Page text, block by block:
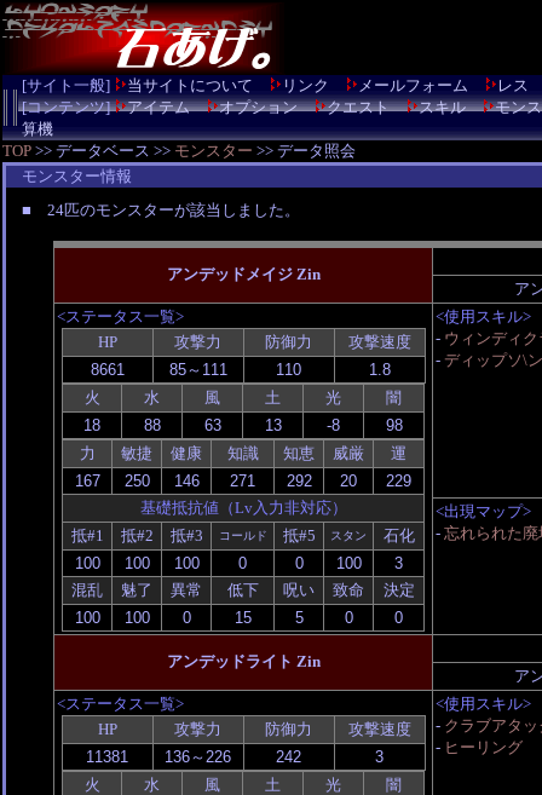
[サイト一般] 当サイトについて リンク メールフォーム
レス
[コンテンツ]
アイテム オプション クエスト スキル
モン
算機
TOP >> データベース >> モンスター >> データ照会
モンスター情報
■ 24匹のモンスターが該当しました。
アンデッドメイジ Zin
ア
<ステータス一覧>
HP
攻撃力 防御力 攻撃速度
火 水 風 土 光 闇
力 敏捷 健康 知識 知恵 威厳 運
基礎抵抗値（Lv入力非対応）
抵#1
抵#2 抵#3 コールド 抵#5 スタン 石化
混乱 魅了 異常 低下 呪い 致命 決定
<使用スキル>
- ウィンディ
- ディップソ\
<出現マップ>
- 忘れられた
アンデッドライト Zin
ア
<ステータス一覧>
HP
攻撃力 防御力 攻撃速度
火 水 風 土 光 闇
<使用スキル>
- クラブアタッ
- ヒーリング